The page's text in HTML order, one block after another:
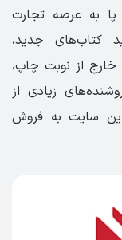
فروشگاه کتاب AbeBooks از سال ۱۹۹۶ پا به عرصه تجارت
کتاب‌های جدید،
خارج از نوبت چاپ،
زیادی از
سایت به فروش